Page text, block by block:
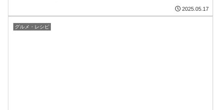
2025.05.17
グルメ・レシピ